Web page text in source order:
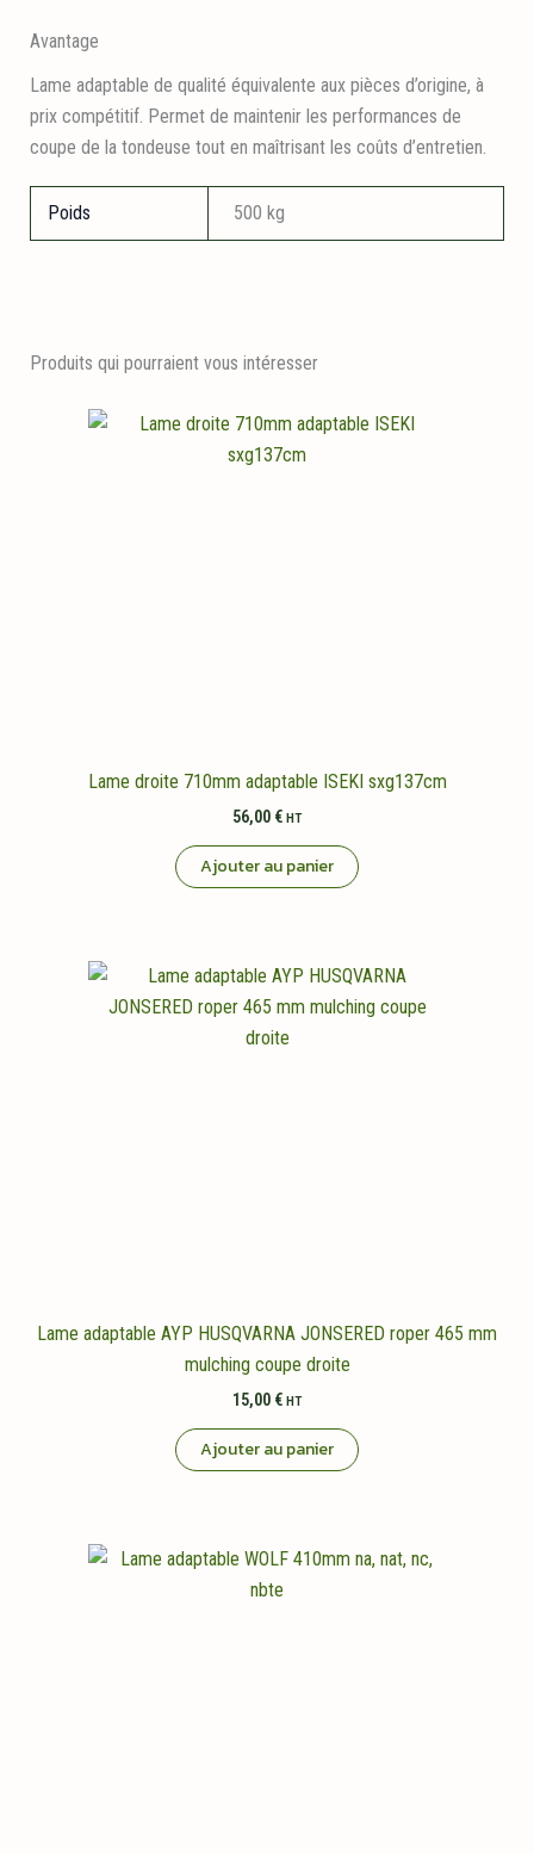
Avantage
Lame adaptable de qualité équivalente aux pièces d’origine, à
prix compétitif. Permet de maintenir les performances de
coupe de la tondeuse tout en maîtrisant les coûts d’entretien.
Poids 500 kg
Produits qui pourraient vous intéresser
Lame droite 710mm adaptable ISEKI sxg137cm
56,00 € HT
Ajouter au panier
Lame adaptable AYP HUSQVARNA JONSERED roper 465 mm
mulching coupe droite
15,00 € HT
Ajouter au panier